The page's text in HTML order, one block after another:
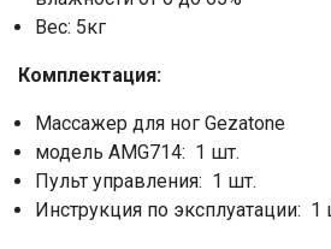
Вес: 5кг
Комплектация:
Массажер для ног Gezatone
модель AMG714: 1 шт.
Пульт управления: 1 шт.
Инструкция по эксплуатации: 1